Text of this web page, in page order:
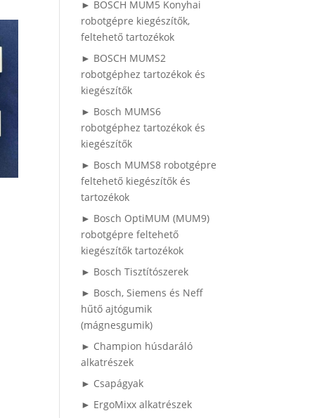
► BOSCH MUM5 Konyhai
robotgépre kiegészítők,
feltehető tartozékok
► BOSCH MUMS2
robotgéphez tartozékok és
kiegészítők
► Bosch MUMS6
robotgéphez tartozékok és
kiegészítők
► Bosch MUMS8 robotgépre
feltehető kiegészítők és
tartozékok
► Bosch OptiMUM (MUM9)
robotgépre feltehető
kiegészítők tartozékok
► Bosch Tisztítószerek
► Bosch, Siemens és Neff
hűtő ajtógumik
(mágnesgumik)
► Champion húsdaráló
alkatrészek
► Csapágyak
► ErgoMixx alkatrészek